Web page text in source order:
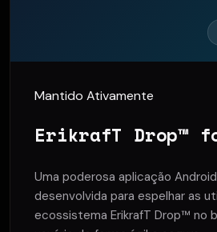
Mantido Ativamente
ErikrafT Drop™
Uma poderosa aplicação
desenvolvida para espelhar as
ecossistema ErikrafT Drop™ no